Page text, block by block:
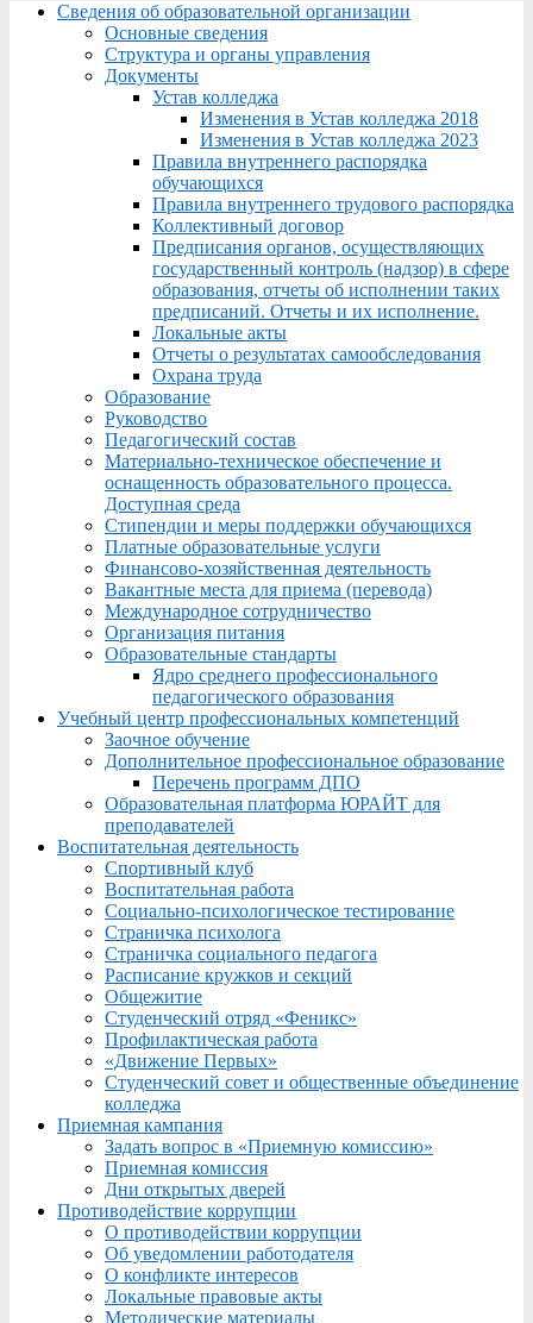
Menu
Сведения об образовательной организации
Основные сведения
Структура и органы управления
Документы
Устав колледжа
Изменения в Устав колледжа 2018
Изменения в Устав колледжа 2023
Правила внутреннего распорядка
обучающихся
Правила внутреннего трудового распорядка
Коллективный договор
Предписания органов, осуществляющих
государственный контроль (надзор) в сфере
образования, отчеты об исполнении таких
предписаний. Отчеты и их исполнение.
Локальные акты
Отчеты о результатах самообследования
Охрана труда
Образование
Руководство
Педагогический состав
Материально-техническое обеспечение и
оснащенность образовательного процесса.
Доступная среда
Стипендии и меры поддержки обучающихся
Платные образовательные услуги
Финансово-хозяйственная деятельность
Вакантные места для приема (перевода)
Международное сотрудничество
Организация питания
Образовательные стандарты
Ядро среднего профессионального
педагогического образования
Учебный центр профессиональных компетенций
Заочное обучение
Дополнительное профессиональное образование
Перечень программ ДПО
Образовательная платформа ЮРАЙТ для
преподавателей
Воспитательная деятельность
Спортивный клуб
Воспитательная работа
Социально-психологическое тестирование
Страничка психолога
Страничка социального педагога
Расписание кружков и секций
Общежитие
Студенческий отряд «Феникс»
Профилактическая работа
«Движение Первых»
Студенческий совет и общественные объединение
колледжа
Приемная кампания
Задать вопрос в «Приемную комиссию»
Приемная комиссия
Дни открытых дверей
Противодействие коррупции
О противодействии коррупции
Об уведомлении работодателя
О конфликте интересов
Локальные правовые акты
Методические материалы